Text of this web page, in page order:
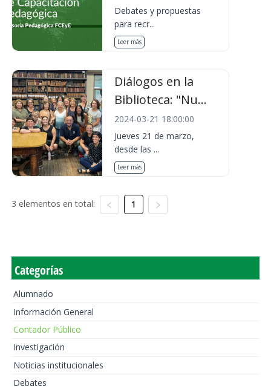
Debates y propuestas
para recr...
Leer más
Diálogos en la
Biblioteca: "Nu...
2024-03-21 18:00:00
Jueves 21 de marzo,
desde las ...
Leer más
3 elementos en total: 1
Categorías
Alumnado
Información General
Contador Público
Investigación
Noticias institucionales
Debates